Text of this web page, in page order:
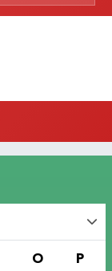
O P